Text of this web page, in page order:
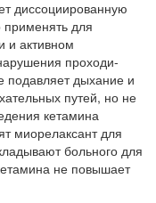
диссоциированную
для
и активном
проходи­
подавляет дыхание и
путей, но не
кетамина
миорелаксант для
больного для
не повышает